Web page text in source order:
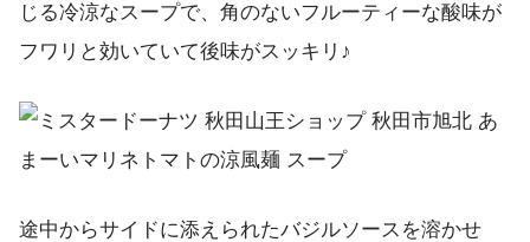
じる冷涼なスープで、角のないフルーティーな酸味が
フワリと効いていて後味がスッキリ♪
途中からサイドに添えられたバジルソースを溶かせ